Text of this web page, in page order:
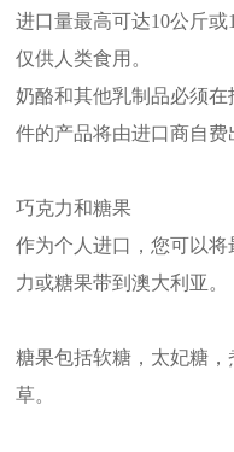
进口量最高可达10公斤或
仅供人类食用。
奶酪和其他乳制品必须
件的产品将由进口商自费
巧克力和糖果
作为个人进口，您可以
力或糖果带到澳大利亚。
糖果包括软糖，太妃糖
草。